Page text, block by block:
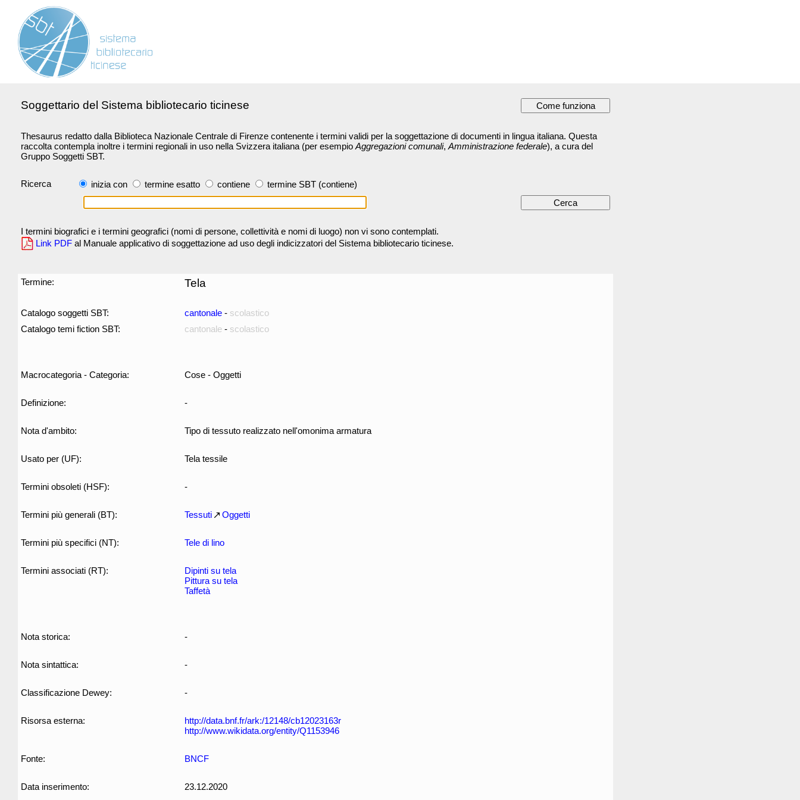
Soggettario del Sistema bibliotecario ticinese
Thesaurus redatto dalla Biblioteca Nazionale Centrale di Firenze contenente i termini validi per la soggettazione di documenti in lingua italiana. Questa
raccolta contempla inoltre i termini regionali in uso nella Svizzera italiana (per esempio Aggregazioni comunali, Amministrazione federale), a cura del
Gruppo Soggetti SBT.
Ricerca inizia con termine esatto contiene termine SBT (contiene)
I termini biografici e i termini geografici (nomi di persone, collettività e nomi di luogo) non vi sono contemplati.
Link PDF al Manuale applicativo di soggettazione ad uso degli indicizzatori del Sistema bibliotecario ticinese.
Termine: Tela
Catalogo soggetti SBT: cantonale - scolastico
Catalogo temi fiction SBT:
cantonale - scolastico
Macrocategoria - Categoria: Cose - Oggetti
Definizione: -
Nota d'ambito: Tipo di tessuto realizzato nell'omonima armatura
Usato per (UF): Tela tessile
Termini obsoleti (HSF): -
Termini più generali (BT): Tessuti Oggetti
Termini più specifici (NT): Tele di lino
Termini associati (RT):
Dipinti su tela
Pittura su tela
Taffetà
Nota storica: -
Nota sintattica: -
Classificazione Dewey: -
Risorsa esterna:
http://data.bnf.fr/ark:/12148/cb12023163r
http://www.wikidata.org/entity/Q1153946
Fonte: BNCF
Data inserimento: 23.12.2020